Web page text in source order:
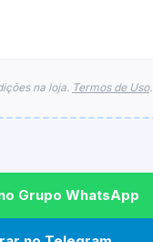
carrinho, não foram
na loja. Termos de Uso.
Grupo WhatsApp